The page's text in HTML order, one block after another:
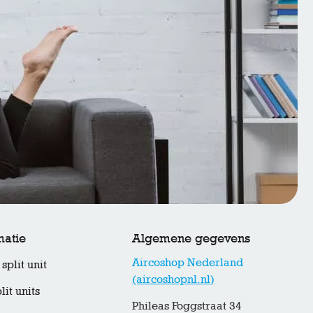
unit
units
Algemene gegevens
Aircoshop Nederland
(aircoshopnl.nl)
Phileas Foggstraat 34